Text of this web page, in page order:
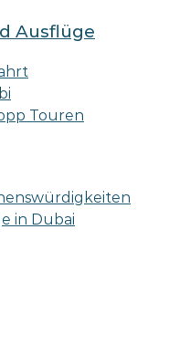
Ausflüge
Touren
in Dubai